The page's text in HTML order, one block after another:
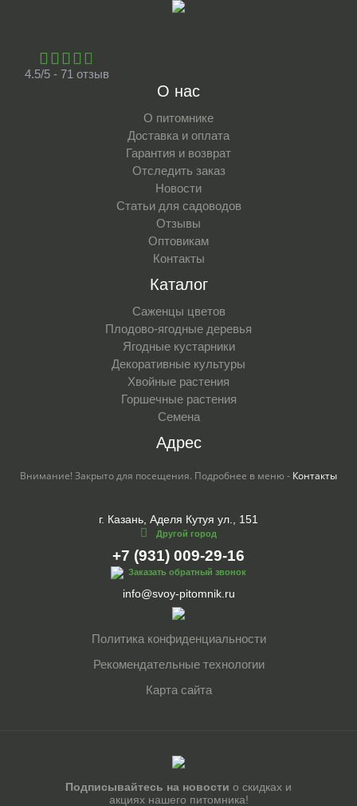
4.5/5 - 71 отзыв
О нас
О питомнике
Доставка и оплата
Гарантия и возврат
Отследить заказ
Новости
Статьи для садоводов
Отзывы
Оптовикам
Контакты
Каталог
Саженцы цветов
Плодово-ягодные деревья
Ягодные кустарники
Декоративные культуры
Хвойные растения
Горшечные растения
Семена
Адрес
Внимание! Закрыто для посещения. Подробнее в меню - Контакты
г. Казань, Аделя Кутуя ул., 151
Другой город
+7 (931) 009-29-16
Заказать обратный звонок
info@svoy-pitomnik.ru
Политика конфиденциальности
Рекомендательные технологии
Карта сайта
Подписывайтесь на новости о скидках и
акциях нашего питомника!